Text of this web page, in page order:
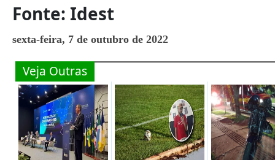
Fonte: Idest
sexta-feira, 7 de outubro de 2022
Veja Outras